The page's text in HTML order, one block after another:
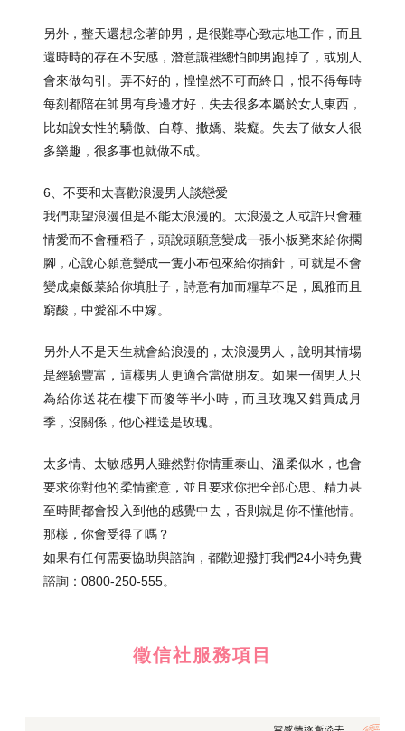
另外，整天還想念著帥男，是很難專心致志地工作，而且
還時時的存在不安感，潛意識裡總怕帥男跑掉了，或別人
會來做勾引。弄不好的，惶惶然不可而終日，恨不得每時
每刻都陪在帥男有身邊才好，失去很多本屬於女人東西，
比如說女性的驕傲、自尊、撒嬌、裝癡。失去了做女人很
多樂趣，很多事也就做不成。
6、不要和太喜歡浪漫男人談戀愛
我們期望浪漫但是不能太浪漫的。太浪漫之人或許只會種
情愛而不會種稻子，頭說頭願意變成一張小板凳來給你擱
腳，心說心願意變成一隻小布包來給你插針，可就是不會
變成桌飯菜給你填肚子，詩意有加而糧草不足，風雅而且
窮酸，中愛卻不中嫁。
另外人不是天生就會給浪漫的，太浪漫男人，說明其情場
是經驗豐富，這樣男人更適合當做朋友。如果一個男人只
為給你送花在樓下而傻等半小時，而且玫瑰又錯買成月
季，沒關係，他心裡送是玫瑰。
太多情、太敏感男人雖然對你情重泰山、溫柔似水，也會
要求你對他的柔情蜜意，並且要求你把全部心思、精力甚
至時間都會投入到他的感覺中去，否則就是你不懂他情。
那樣，你會受得了嗎？
如果有任何需要協助與諮詢，都歡迎撥打我們24小時免費
諮詢：0800-250-555。
徵信社服務項目